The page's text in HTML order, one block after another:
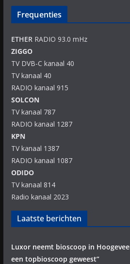
Frequenties
ETHERRADIO 93.0 mHz
ZIGGO
TV DVB-C kanaal 40
TV kanaal 40
RADIO kanaal 915
SOLCON
TV kanaal 787
RADIO kanaal 1287
KPN
TV kanaal 1387
RADIO kanaal 1087
ODIDO
TV kanaal 814
Radio kanaal 2023
Laatste berichten
Luxor neemt bioscoop in
een topbioscoop geweest”